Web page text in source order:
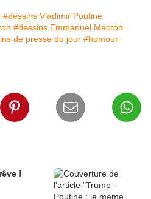
#dessins Vladimir Poutine
#dessins Emmanuel Macron
de presse du jour #humour
!